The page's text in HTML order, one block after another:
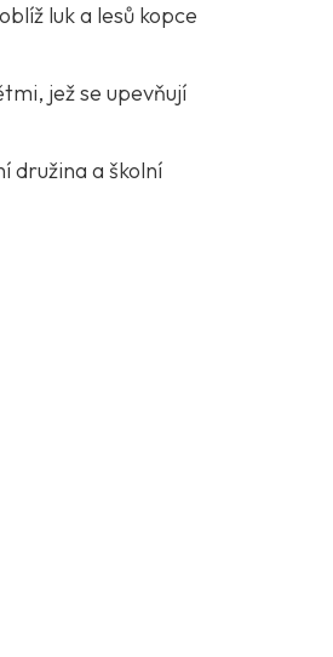
luk a lesů kopce
jež se upevňují
družina a školní